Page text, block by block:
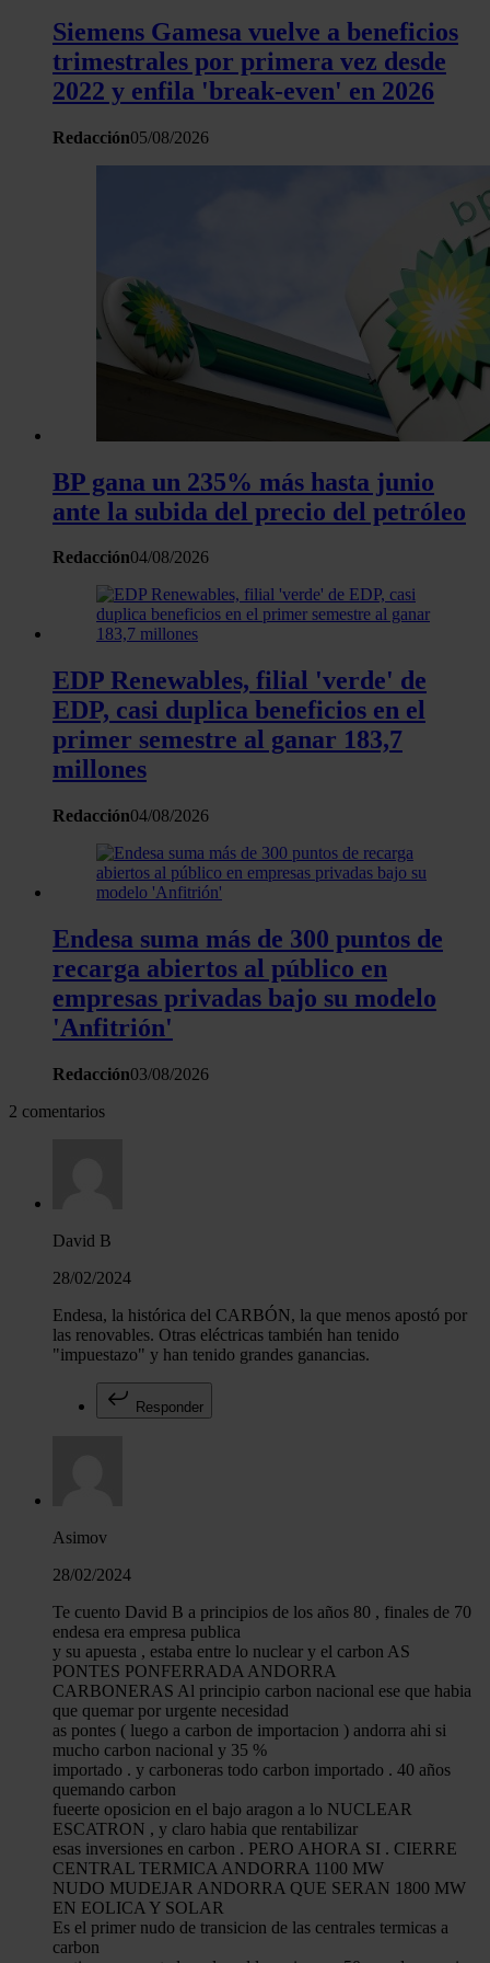
análisis web, quienes pueden combinarla con otra
haya proporcionado o que hayan recopilado a partir del uso
hecho de sus servicios.
Siemens Gamesa vuelve a beneficios
trimestrales por primera vez desde
2022 y enfila 'break-even' en 2026
Redacción05/08/2026
BP gana un 235% más hasta junio
ante la subida del precio del petróleo
Redacción04/08/2026
EDP Renewables, filial 'verde' de
EDP, casi duplica beneficios en el
primer semestre al ganar 183,7
millones
Redacción04/08/2026
Endesa suma más de 300 puntos de
recarga abiertos al público en
empresas privadas bajo su modelo
'Anfitrión'
Redacción03/08/2026
2 comentarios
David B
28/02/2024
Endesa, la histórica del CARBÓN, la que menos apostó por
las renovables. Otras eléctricas también han tenido
"impuestazo" y han tenido grandes ganancias.
Responder
Asimov
28/02/2024
Te cuento David B a principios de los años 80 , finales de 70
endesa era empresa publica
y su apuesta , estaba entre lo nuclear y el carbon AS
PONTES PONFERRADA ANDORRA
CARBONERAS Al principio carbon nacional ese que habia
que quemar por urgente necesidad
as pontes ( luego a carbon de importacion ) andorra ahi si
mucho carbon nacional y 35 %
importado . y carboneras todo carbon importado . 40 años
quemando carbon
fueerte oposicion en el bajo aragon a lo NUCLEAR
ESCATRON , y claro habia que rentabilizar
esas inversiones en carbon . PERO AHORA SI . CIERRE
CENTRAL TERMICA ANDORRA 1100 MW
NUDO MUDEJAR ANDORRA QUE SERAN 1800 MW
EN EOLICA Y SOLAR
Es el primer nudo de transicion de las centrales termicas a
carbon